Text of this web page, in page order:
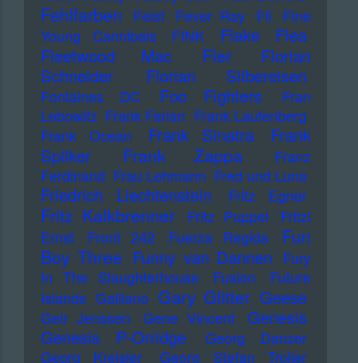
Fehlfarben Feist Fever Ray Fil
Fine
Young Cannibals
FINK Flake
Flea
Fleetwood Mac
Fler
Florian
Schneider
Florian Silbereisen
Fontaines DC Foo Fighters
Fran
Lebowitz Frank Farian Frank Laufenberg
Frank Ocean
Frank Sinatra
Frank
Spilker
Frank Zappa
Franz
Ferdinand Frau Lehmann Fred und Luna
Friedrich Liechtenstein Fritz Egner
Fritz Kalkbrenner Fritz Puppel
Fritzi
Ernst
Front 242 Fuerza Regida
Fun
Boy Three Funny van Dannen Fury
In The Slaughterhouse
Fusion
Future
Islands Galliano Gary Glitter Geese
Geir Jenssen Gene Vincent
Genesis
Genesis P-Orridge
Georg Danzer
Georg Kreisler
Georg Stefan Troller